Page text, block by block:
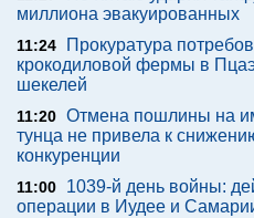
миллиона эвакуированных
11:24
Прокуратура
крокодиловой фермы в
шекелей
11:20 Отмена пошлины на
тунца не привела к
конкуренции
11:00
1039-й день войны:
операции в Иудее и